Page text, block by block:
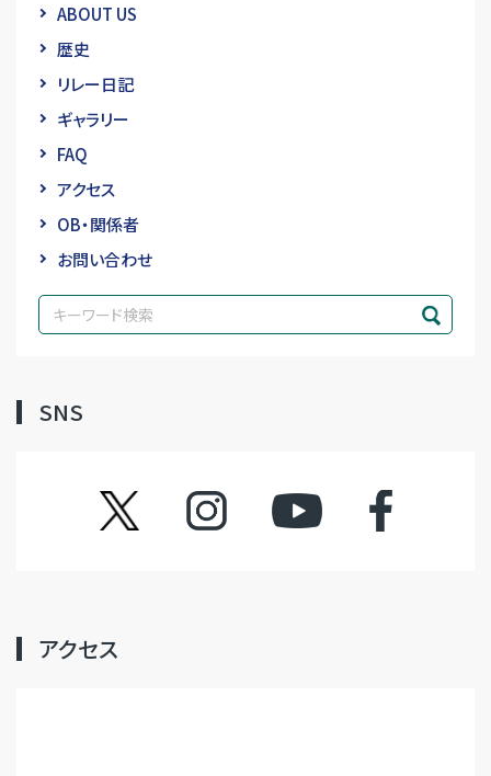
ABOUT US
歴史
リレー日記
ギャラリー
FAQ
アクセス
OB・関係者
お問い合わせ
SNS
ツイッター インスタグラムYouTube フェイスブック
アクセス